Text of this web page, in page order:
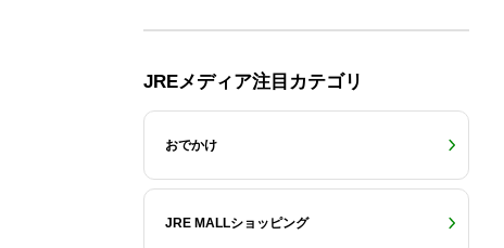
JREメディア注目カテゴリ
おでかけ
JRE MALLショッピング